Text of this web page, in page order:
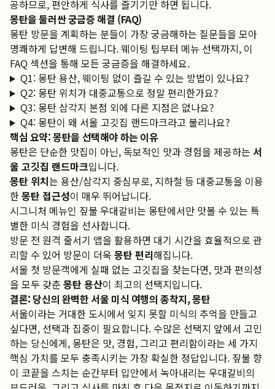
공하므로, 편안하게 식사를 즐기기만 하면 됩니다.
몽탄을 둘러싼 궁금증 해결 (FAQ)
몽탄 방문을 계획하는 분들이 가장 궁금해하는 질문들을 모아
명쾌하게 답변해 드립니다. 웨이팅 팁부터 메뉴 선택까지, 이
FAQ 섹션을 통해 모든 궁금증을 해결하세요.
Q1: 몽탄 용산, 웨이팅 없이 즐길 수 있는 방법이 있나요?
Q2: 몽탄 위치가 대중교통으로 정말 편리한가요?
Q3: 몽탄 삼각지 본점 외에 다른 지점은 없나요?
Q4: 몽탄이 왜 서울 고깃집 랜드마크라고 불리나요?
핵심 요약: 몽탄을 선택해야 하는 이유
몽탄은 단순한 맛집이 아닌, 독보적인 맛과 경험을 제공하는 서
울 고깃집 랜드마크입니다.
몽탄 위치는 용산/삼각지 중심부로, 지하철 등 대중교통을 이용
한몽탄 접근성이 매우 뛰어납니다.
시그니처 메뉴인 짚불 우대갈비는 몽탄에서만 맛볼 수 있는 특
별한 미식 경험을 선사합니다.
방문 전 원격 줄서기 앱을 활용하면 대기 시간을 효율적으로 관
리할 수 있어 방문이 더욱 몽탄 편리해집니다.
서울 첫 방문객에게 실패 없는 고깃집을 찾는다면, 맛과 편의성
을 모두 갖춘 몽탄 용산이 최고의 선택지입니다.
결론: 당신의 완벽한 서울 미식 여행의 종착지, 몽탄
서울이라는 거대한 도시에서 잊지 못할 미식의 추억을 만들고
싶다면, 선택과 집중이 필요합니다. 수많은 선택지 앞에서 고민
하는 당신에게, 몽탄은 맛, 경험, 그리고 편리함이라는 세 가지
핵심 가치를 모두 충족시키는 가장 확실한 정답입니다. 짚불 향
이 코끝을 스치는 순간부터 입안에서 녹아내리는 우대갈비의